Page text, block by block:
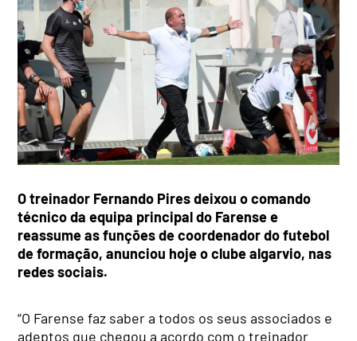
O treinador Fernando Pires deixou o comando
técnico da equipa principal do Farense e
reassume as funções de coordenador do futebol
de formação, anunciou hoje o clube algarvio, nas
redes sociais.
“O Farense faz saber a todos os seus associados e
adeptos que chegou a acordo com o treinador